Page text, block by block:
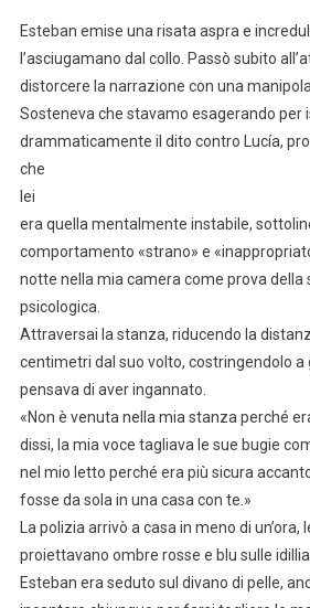
Esteban emise una risata aspra e
l’asciugamano dal collo. Passò subito
distorcere la narrazione con una
Sosteneva che stavamo esagerando per
drammaticamente il dito contro Lucía,
che
lei
era quella mentalmente instabile,
comportamento «strano» e
notte nella mia camera come prova della
psicologica.
Attraversai la stanza, riducendo la
centimetri dal suo volto, costringendolo a
pensava di aver ingannato.
«Non è venuta nella mia stanza perché
dissi, la mia voce tagliava le sue bugie
nel mio letto perché era più sicura
fosse da sola in una casa con te.»
La polizia arrivò a casa in meno di
proiettavano ombre rosse e blu sulle
Esteban era seduto sul divano di pelle,